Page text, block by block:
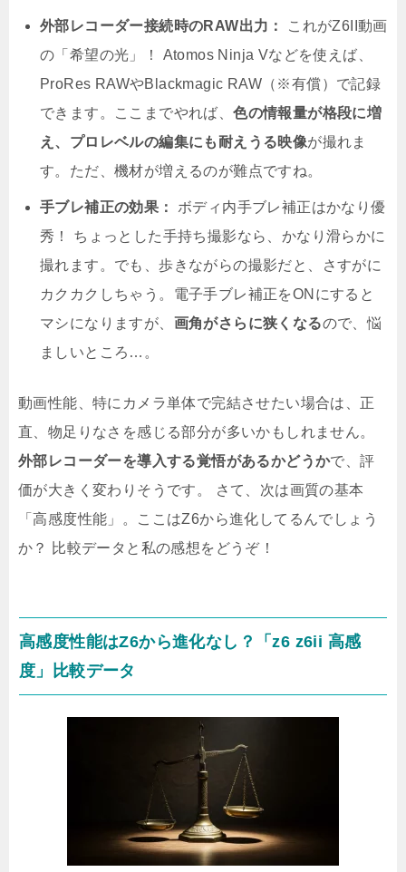
外部レコーダー接続時のRAW出力：
これがZ6II動画
の「希望の光」！ Atomos Ninja Vなどを使えば、
ProRes RAWやBlackmagic RAW（※有償）で記録
できます。ここまでやれば、色の情報量が格段に増
え、プロレベルの編集にも耐えうる映像が撮れま
す。ただ、機材が増えるのが難点ですね。
手ブレ補正の効果：
ボディ内手ブレ補正はかなり優
秀！ ちょっとした手持ち撮影なら、かなり滑らかに
撮れます。でも、歩きながらの撮影だと、さすがに
カクカクしちゃう。電子手ブレ補正をONにすると
マシになりますが、 画角がさらに狭くなるので、悩
ましいところ…。
動画性能、特にカメラ単体で完結させたい場合は、正
直、物足りなさを感じる部分が多いかもしれません。
外部レコーダーを導入する覚悟があるかどうかで、評
価が大きく変わりそうです。 さて、次は画質の基本
「高感度性能」。ここはZ6から進化してるんでしょう
か？ 比較データと私の感想をどうぞ！
高感度性能はZ6から進化なし？「z6 z6ii 高感
度」比較データ